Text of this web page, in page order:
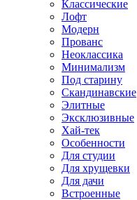
Классические
Лофт
Модерн
Прованс
Неоклассика
Минимализм
Под старину
Скандинавские
Элитные
Эксклюзивные
Хай-тек
Особенности
Для студии
Для хрущевки
Для дачи
Встроенные